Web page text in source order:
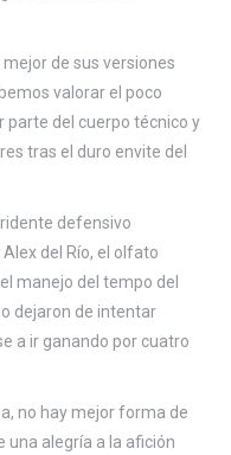
de sus versiones
valorar el poco
parte del cuerpo técnico y
tras el duro envite del
defensivo
del Río, el olfato
manejo del tempo del
dejaron de intentar
a ir ganando por cuatro
no hay mejor forma de
una alegría a la afición